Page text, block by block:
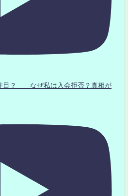
目？ なぜ私は入会拒否？真相が